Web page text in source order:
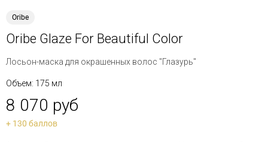
Oribe
Oribe Glaze For Beautiful Color
Лосьон-маска для окрашенных волос "Глазурь"
Объем: 175 мл
8 070 руб
+ 130 баллов